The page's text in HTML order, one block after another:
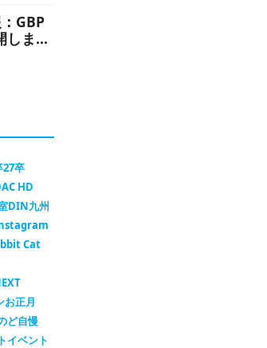
GBP
しまし
27卒
HD
DIN九州
Cat
お正月
ど自慢
イベント